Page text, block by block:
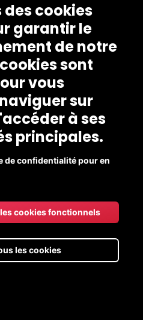
des cookies
garantir le
de notre
sont
vous
sur
à ses
principales.
de confidentialité pour en
cookies fonctionnels
les cookies